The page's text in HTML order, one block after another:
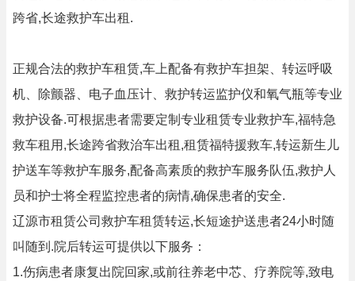
跨省,长途救护车出租.
正规合法的救护车租赁,车上配备有救护车担架、转运呼吸
机、除颤器、电子血压计、救护转运监护仪和氧气瓶等专业
救护设备.可根据患者需要定制专业租赁专业救护车,福特急
救车租用,长途跨省救治车出租,租赁福特援救车,转运新生儿
护送车等救护车服务,配备高素质的救护车服务队伍,救护人
员和护士将全程监控患者的病情,确保患者的安全.
辽源市租赁公司救护车租赁转运,长短途护送患者24小时随
叫随到.院后转运可提供以下服务：
1.伤病患者康复出院回家,或前往养老中芯、疗养院等,致电